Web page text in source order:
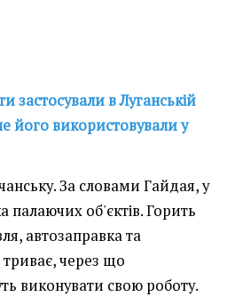
застосували в Луганській
його використовували у
За словами Гайдая, у
палаючих об'єктів. Горить
автозаправка та
триває, через що
виконувати свою роботу.